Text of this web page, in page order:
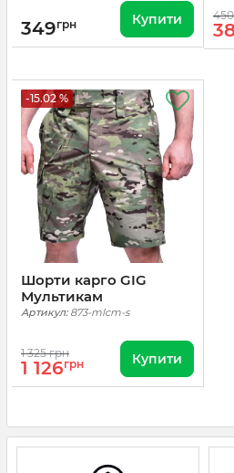
349грн Купити
-15.02 %
Шорти карго GIG
Мультикам
Артикул:873-mlcm-s
1 325 грн
1 126грн Купити